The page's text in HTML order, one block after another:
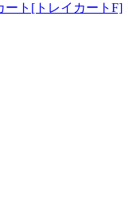
ート[トレイカートF]